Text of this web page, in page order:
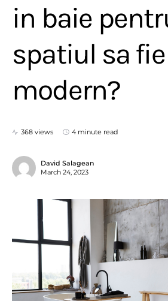
in baie
spatiul sa fie
modern?
368 views 4 minute read
David Salagean
March 24, 2023